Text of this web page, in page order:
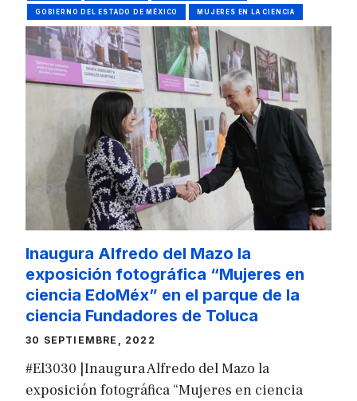
GOBIERNO DEL ESTADO DE MÉXICO MUJERES EN LA CIENCIA
Inaugura Alfredo del Mazo la
exposición fotográfica “Mujeres en
ciencia EdoMéx” en el parque de la
ciencia Fundadores de Toluca
30 SEPTIEMBRE, 2022
#El3030 |Inaugura Alfredo del Mazo la
exposición fotográfica “Mujeres en ciencia